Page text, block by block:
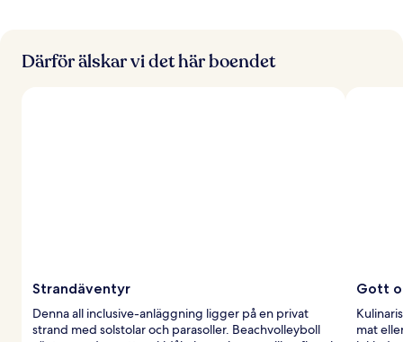
Därför älskar vi det här boendet
Strandäventyr
Denna all inclusive-anläggning ligger på en privat
strand med solstolar och parasoller. Beachvolleyboll
Gott
mat